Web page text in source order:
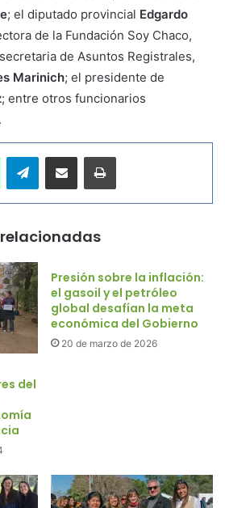
; el diputado provincial Edgardo
de la Fundación Soy Chaco,
de Asuntos Registrales,
Marinich; el presidente de
; entre otros funcionarios
Telegram
del
Presión sobre la inflación:
el gasoil y el petróleo
global desafían la meta
económica del Gobierno
20 de marzo de 2026